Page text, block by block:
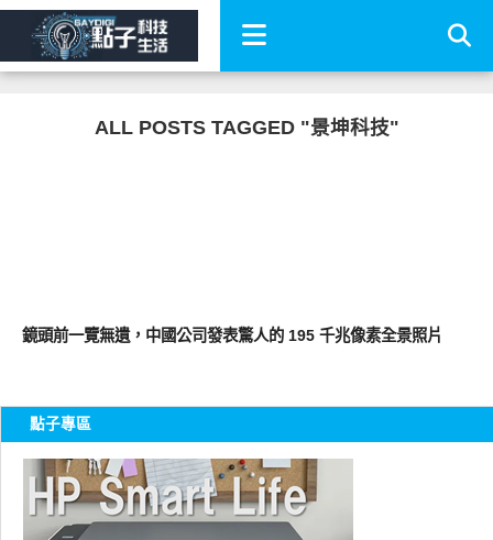
ALL POSTS TAGGED "景坤科技"
鏡頭前一覽無遺，中國公司發表驚人的 195 千兆像素全景照片
點子專區